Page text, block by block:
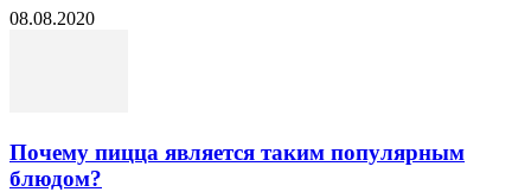
08.08.2020
Почему пицца является таким популярным
блюдом?